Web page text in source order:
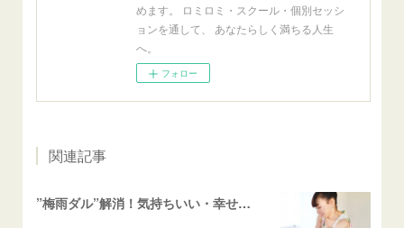
めます。 ロミロミ・スクール・個別セッシ
ョンを通して、 あなたらしく満ちる人生
へ。
フォロー
関連記事
”梅雨ダル”解消！気持ちいい・幸せ・スッキリ最高